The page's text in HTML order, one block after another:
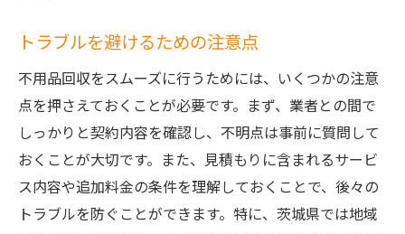
トラブルを避けるための注意点
不用品回収をスムーズに行うためには、いくつかの注意
点を押さえておくことが必要です。まず、業者との間で
しっかりと契約内容を確認し、不明点は事前に質問して
おくことが大切です。また、見積もりに含まれるサービ
ス内容や追加料金の条件を理解しておくことで、後々の
トラブルを防ぐことができます。特に、茨城県では地域